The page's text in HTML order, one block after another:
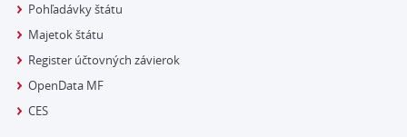
Pohľadávky štátu
Majetok štátu
Register účtovných závierok
OpenData MF
CES